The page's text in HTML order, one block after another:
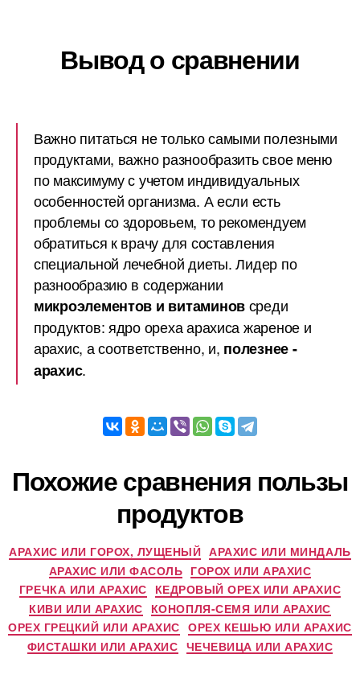
Вывод о сравнении
Важно питаться не только самыми полезными
продуктами, важно разнообразить свое меню
по максимуму с учетом индивидуальных
особенностей организма. А если есть
проблемы со здоровьем, то рекомендуем
обратиться к врачу для составления
специальной лечебной диеты. Лидер по
разнообразию в содержании
микроэлементов и витаминовсреди
продуктов: ядро ореха арахиса жареное и
арахис, а соответственно, и, полезнее -
арахис.
Похожие сравнения пользы
продуктов
АРАХИС ИЛИ ГОРОХ, ЛУЩЕНЫЙ АРАХИС ИЛИ МИНДАЛЬ
АРАХИС ИЛИ ФАСОЛЬ ГОРОХ ИЛИ АРАХИС
ГРЕЧКА ИЛИ АРАХИС КЕДРОВЫЙ ОРЕХ ИЛИ АРАХИС
КИВИ ИЛИ АРАХИС КОНОПЛЯ-СЕМЯ ИЛИ АРАХИС
ОРЕХ ГРЕЦКИЙ ИЛИ АРАХИС ОРЕХ КЕШЬЮ ИЛИ АРАХИС
ФИСТАШКИ ИЛИ АРАХИС ЧЕЧЕВИЦА ИЛИ АРАХИС